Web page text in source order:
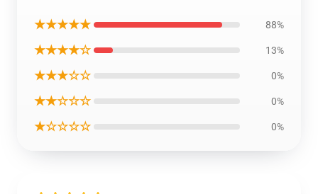
★★★★★ 88%
★★★★☆ 13%
★★★☆☆ 0%
★★☆☆☆ 0%
★☆☆☆☆ 0%